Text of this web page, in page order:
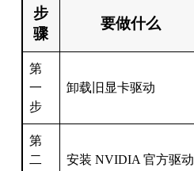
步
骤
要做什么
第
一
步
卸载旧显卡驱动
第
二
安装 NVIDIA 官方驱动